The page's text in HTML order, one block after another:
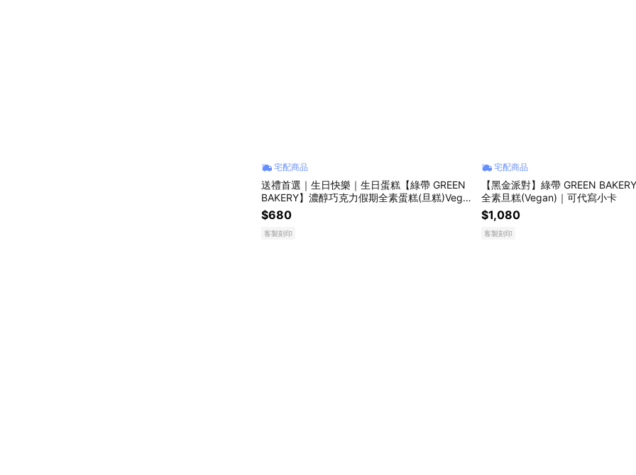
宅配商品
送禮首選｜生日快樂｜生日蛋糕【綠帶 GREEN
BAKERY】濃醇巧克力假期全素蛋糕(旦糕)Vega
n｜可代寫小卡
$680
客製刻印
宅配商品
【黑金派對】綠帶 GREEN
全素旦糕(Vegan)｜可代寫小卡
$1,080
客製刻印